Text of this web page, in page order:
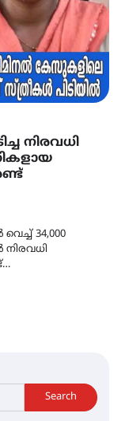
നിരവധി
34,000
Search